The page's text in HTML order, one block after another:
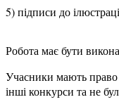
5) підписи до
Робота має бути
Учасники мають право
інші конкурси та не